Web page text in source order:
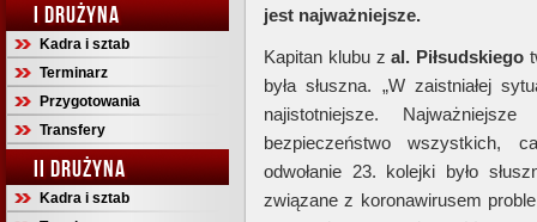
I DRUŻYNA
Kadra i sztab
Terminarz
Przygotowania
Transfery
II DRUŻYNA
Kadra i sztab
jest najważniejsze.
Kapitan klubu zal. Piłsudskiego
była słuszna. „W zaistniałej
najistotniejsze.
bezpieczeństwo wszystkich,
odwołanie 23. kolejki było
związane z koronawirusem